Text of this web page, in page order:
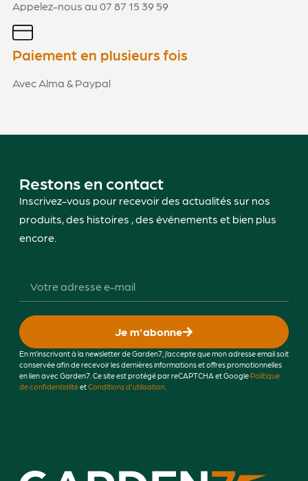
Appelez-nous au 07 87 15 39 59
Paiement en plusieurs fois
Avec Alma & Paypal
Restons en contact
Inscrivez-vous pour recevoir des actualités sur nos
produits, des histoires , des événements et bien plus
encore.
Je m'abonne
En m’inscrivant à la newsletter de Garden7, j’accepte que mon adresse email soit
conservée afin de recevoir les dernières informations et offres promotionnelles
en lien avec Garden7. Ce site est protégé par reCAPTCHA et GooglePolitique
de confidentialitéetConditions d'utilisation.